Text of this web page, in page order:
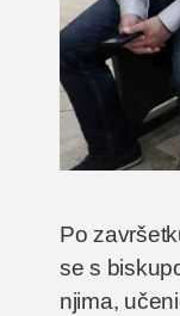
Po
se s
njima,